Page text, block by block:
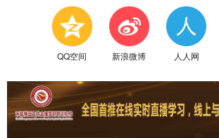
QQ空间 新浪微博 人人网